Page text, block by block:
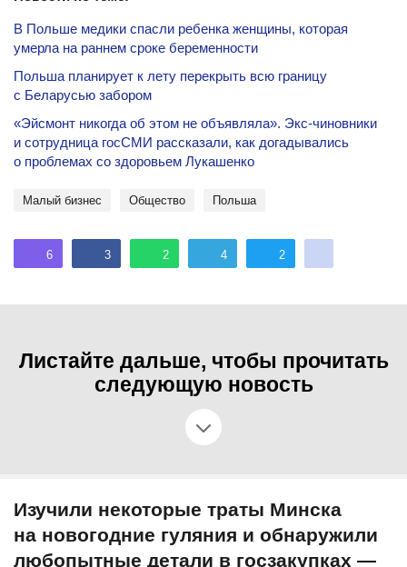
В Польше медики спасли ребенка женщины, которая
умерла на раннем сроке беременности
Польша планирует к лету перекрыть всю границу
с Беларусью забором
«Эйсмонт никогда об этом не объявляла». Экс-чиновники
и сотрудница госСМИ рассказали, как догадывались
о проблемах со здоровьем Лукашенко
Малый бизнес общество Польша
6 3 2 4 2
Листайте дальше, чтобы прочитать
следующую новость